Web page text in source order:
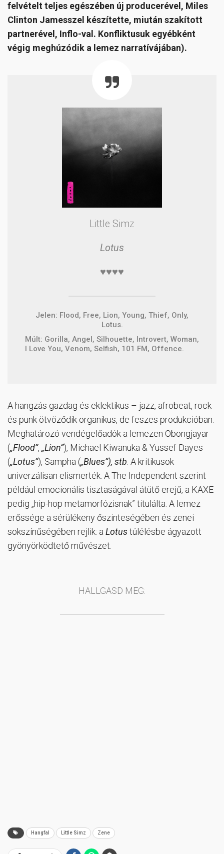
felvételt teljes egészében új producerével, Miles
Clinton Jamesszel készítette, miután szakított
partnerével, Inflo-val. Konfliktusuk egyébként
végig meghúzódik a lemez narratívájában).
Little Simz
Lotus
♥♥♥♥
Jelen: Flood, Free, Lion, Young, Thief, Only,
Lotus.
Múlt: Gorilla, Angel, Silhouette, Introvert, Woman,
I Love You, Venom, Selfish, 101 FM, Offence.
A hangzás gazdag és eklektikus – jazz, afrobeat, rock
és punk ötvöződik organikus, de feszes produkcióban.
Meghatározó vendégelőadók a lemezen Obongjayar
(„Flood”, „Lion”), Michael Kiwanuka & Yussef Dayes
(„Lotus”), Sampha („Blues”), stb . A kritikusok
univerzálisan elismerték. A The Independent szerint
például emocionális tisztaságával átütő erejű, a KAXE
pedig „hip-hop metamorfózisnak” titulálta. A lemez
erőssége a sérülékeny őszinteségében és zenei
sokszínűségében rejlik: a Lotustúlélésbe ágyazott
gyönyörködtető művészet.
HALLGASD MEG:
Hangfal Little Simz Zene